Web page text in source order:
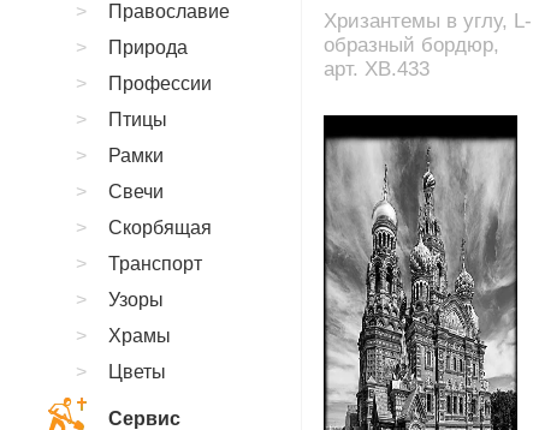
Хризантемы в углу, L-
образный бордюр,
арт. XB.433
Православие
Природа
Профессии
Птицы
Рамки
Свечи
Скорбящая
Транспорт
Узоры
Храмы
Цветы
Сервис